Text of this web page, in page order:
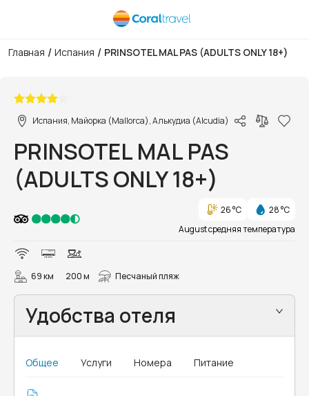
Главная / Испания / PRINSOTEL MAL PAS (ADULTS ONLY 18+)
Испания, Майорка (Mallorca), Алькудиа (Alcudia)
PRINSOTEL MAL PAS
(ADULTS ONLY 18+)
26 °C
28 °C
August средняя температура
69 км 200 м Песчаный пляж
Удобства отеля
Общее Услуги Номера Питание